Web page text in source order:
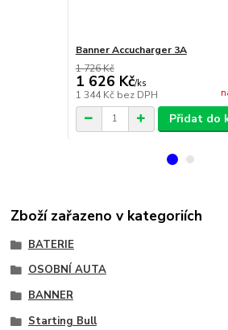
Banner Accucharger 3A
1 726 Kč
1 626 Kč/ks
1 344 Kč bez DPH
Přidat do
Zboží zařazeno v kategoriích
BATERIE
OSOBNÍ AUTA
BANNER
Starting Bull